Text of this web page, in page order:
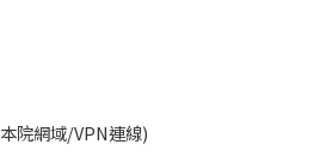
院網域/VPN連線)